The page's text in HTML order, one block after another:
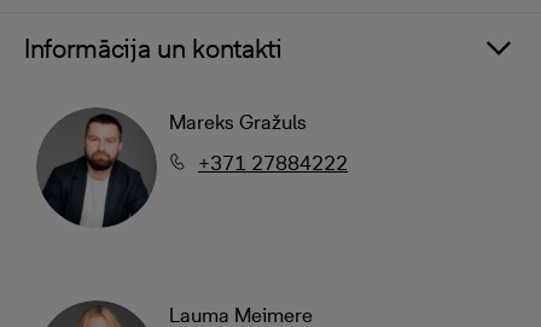
Informācija un kontakti
Mareks Gražuls
+371 27884222
Lauma Meimere